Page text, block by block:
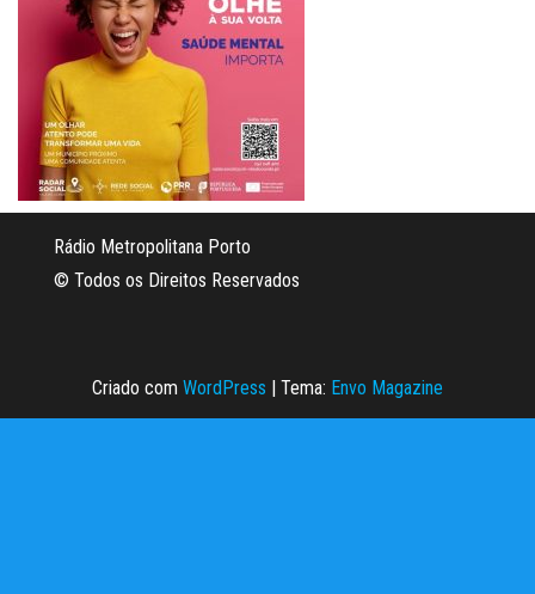
Rádio Metropolitana Porto
© Todos os Direitos Reservados
Criado com WordPress Tema: Envo Magazine